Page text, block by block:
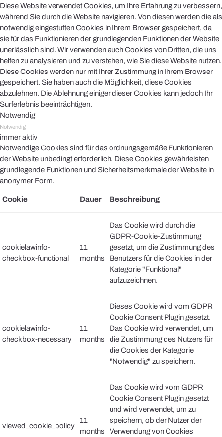
Diese Website verwendet Cookies, um Ihre Erfahrung zu verbessern,
während Sie durch die Website navigieren. Von diesen werden die als
notwendig eingestuften Cookies in Ihrem Browser gespeichert, da
sie für das Funktionieren der grundlegenden Funktionen der Website
unerlässlich sind. Wir verwenden auch Cookies von Dritten, die uns
helfen zu analysieren und zu verstehen, wie Sie diese Website nutzen.
Diese Cookies werden nur mit Ihrer Zustimmung in Ihrem Browser
gespeichert. Sie haben auch die Möglichkeit, diese Cookies
abzulehnen. Die Ablehnung einiger dieser Cookies kann jedoch Ihr
Surferlebnis beeinträchtigen.
Notwendig
Notwendig
immer aktiv
Notwendige Cookies sind für das ordnungsgemäße Funktionieren
der Website unbedingt erforderlich. Diese Cookies gewährleisten
grundlegende Funktionen und Sicherheitsmerkmale der Website in
anonymer Form.
Cookie Dauer Beschreibung
cookielawinfo-
checkbox-functional
11
months
Das Cookie wird durch die
GDPR-Cookie-Zustimmung
gesetzt, um die Zustimmung des
Benutzers für die Cookies in der
Kategorie "Funktional"
aufzuzeichnen.
cookielawinfo-
checkbox-necessary
11
months
Dieses Cookie wird vom GDPR
Cookie Consent Plugin gesetzt.
Das Cookie wird verwendet, um
die Zustimmung des Nutzers für
die Cookies der Kategorie
"Notwendig" zu speichern.
viewed_cookie_policy
11
months
Das Cookie wird vom GDPR
Cookie Consent Plugin gesetzt
und wird verwendet, um zu
speichern, ob der Nutzer der
Verwendung von Cookies